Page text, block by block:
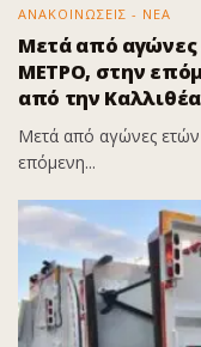
ΑΝΑΚΟΙΝΩΣΕΙΣ - ΝΕΑ
Μετά από αγώνες
ΜΕΤΡΟ, στην
από την Καλλιθέα
Μετά από αγώνες
επόμενη...